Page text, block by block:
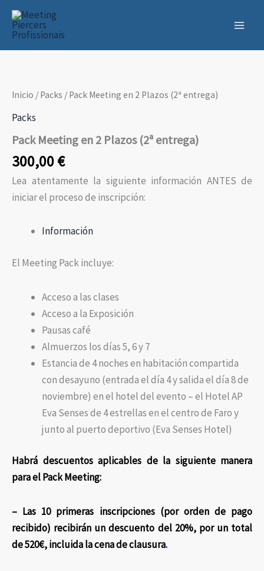
contenido
Inicio / Packs / Pack Meeting en 2 Plazos (2ª entrega)
Packs
Pack Meeting en 2 Plazos (2ª entrega)
300,00€
Lea atentamente la siguiente información ANTES de
iniciar el proceso de inscripción:
Información
El Meeting Pack incluye:
Acceso a las clases
Acceso a la Exposición
Pausas café
Almuerzos los días 5, 6 y 7
Estancia de 4 noches en habitación compartida
con desayuno (entrada el día 4 y salida el día 8 de
noviembre) en el hotel del evento – el Hotel AP
Eva Senses de 4 estrellas en el centro de Faro y
junto al puerto deportivo (Eva Senses Hotel)
Habrá descuentos aplicables de la siguiente manera
para el Pack Meeting:​
– Las 10 primeras inscripciones (por orden de pago
recibido) recibirán un descuento del 20%, por un total
de 520€, incluida la cena de clausura.